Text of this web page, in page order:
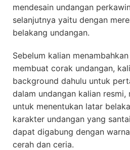
mendesain undangan
selanjutnya yaitu dengan
belakang undangan.
Sebelum kalian
membuat corak undangan,
background dahulu untuk
dalam undangan kalian resmi,
untuk menentukan latar
karakter undangan yang
dapat digabung dengan
cerah dan ceria.